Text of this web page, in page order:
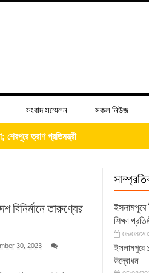
সংবাদ সম্মেলন সকল নিউজ
ত্রাণ প্রতিমন্ত্রী
রেজাল্ট ছাড়াই শিক্ষক নিয়োগ
প্রশিক্ষণ অনুষ্ঠিত
শিক্ষা
05/08/
ইসলামপুরে
উদ্বোধন
বিনির্মানে তারুণ্যের
30, 2023